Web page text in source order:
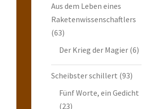
Aus dem Leben eines
Raketenwissenschaftlers
(63)
Der Krieg der Magier(6)
Scheibster schillert (93)
Fünf Worte, ein Gedicht
(23)